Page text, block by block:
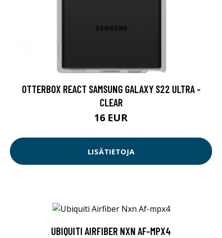
OTTERBOX REACT SAMSUNG GALAXY S22 ULTRA -
CLEAR
16 EUR
LISÄTIETOJA
UBIQUITI AIRFIBER NXN AF-MPX4